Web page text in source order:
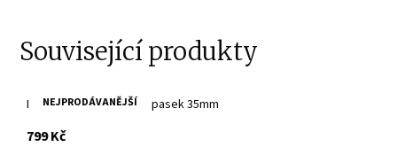
Související produkty
NEJPRODÁVANĚJŠÍ
Pánský modrý kožený opasek 35mm
799 Kčs DPH